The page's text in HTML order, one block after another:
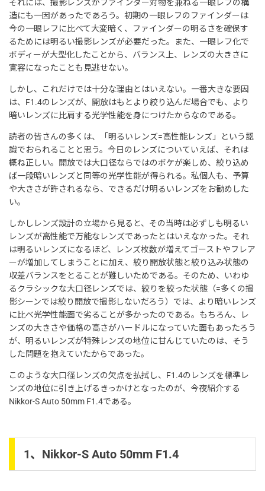
それには、撮影レンズがファインダー対物を兼ねる一眼レフの構
造にも一因があったであろう。初期の一眼レフのファインダーは
今の一眼レフに比べて大変暗く、ファインダーの明るさを確保す
るためには明るい撮影レンズが必要だった。また、一眼レフ化で
ボディーが大型化したことから、バランス上、レンズの大きさに
寛容になったことも見逃せない。
しかし、これだけでは十分な理由とはいえない。一番大きな要因
は、F1.4のレンズが、開放はもとより絞り込んだ場合でも、より
暗いレンズに比肩する光学性能を身につけたからなのである。
読者の皆さんの多くは、「明るいレンズ=高性能レンズ」という認
識でおられることと思う。今日のレンズについていえば、それは
概ね正しい。開放では大口径ならではのボケが楽しめ、絞り込め
ば一段暗いレンズと同等の光学性能が得られる。私個人も、予算
や大きさが許されるなら、できるだけ明るいレンズをお勧めした
い。
しかしレンズ設計の立場から見ると、その当時は必ずしも明るい
レンズが高性能で万能なレンズであったとはいえなかった。それ
は明るいレンズになるほど、レンズ枚数が増えてゴーストやフレア
ーが増加してしまうことに加え、絞り開放状態と絞り込み状態の
収差バランスをとることが難しいためである。そのため、いわゆ
るクラシックな大口径レンズでは、絞りを絞った状態（=多くの撮
影シーンでは絞り開放で撮影しないだろう）では、より暗いレンズ
に比べ光学性能面で劣ることが多かったのである。もちろん、レ
ンズの大きさや価格の高さがハードルになっていた面もあったろう
が、明るいレンズが特殊レンズの地位に甘んじていたのは、そう
した問題を抱えていたからであった。
このような大口径レンズの欠点を払拭し、F1.4のレンズを標準レ
ンズの地位に引き上げるきっかけとなったのが、今夜紹介する
Nikkor-S Auto 50mm F1.4である。
1、Nikkor-S Auto 50mm F1.4